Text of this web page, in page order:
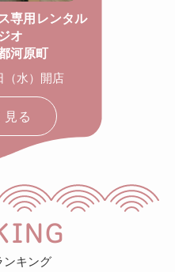
専用レンタル
オ
河原町
（水）開店
見る
ンキング